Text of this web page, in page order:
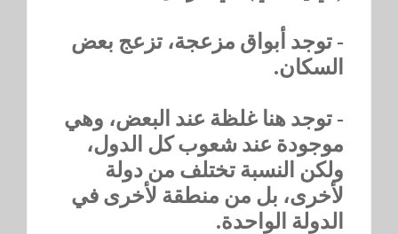
- توجد أبواق مزعجة، تزعج بعض
السكان.
- توجد هنا غلظة عند البعض، وهي
موجودة عند شعوب كل الدول،
ولكن النسبة تختلف من دولة
لأخرى، بل من منطقة لأخرى في
الدولة الواحدة.